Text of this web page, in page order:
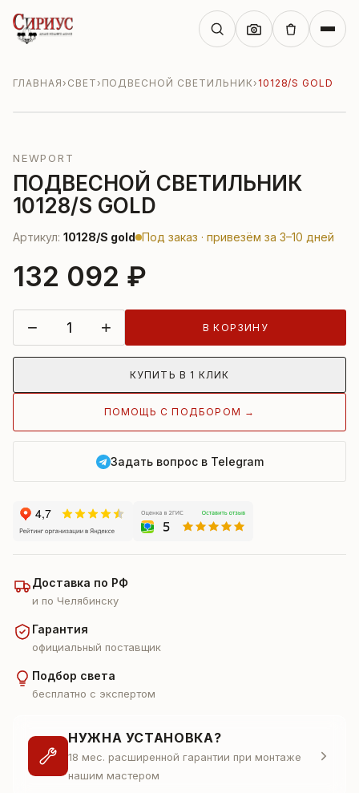
ГЛАВНАЯ› СВЕТ› ПОДВЕСНОЙ СВЕТИЛЬНИК› 10128/S GOLD
NEWPORT
ПОДВЕСНОЙ СВЕТИЛЬНИК
10128/S GOLD
Артикул: 10128/S gold Под заказ · привезём за 3–10 дней
132 092 ₽
− + В КОРЗИНУ
КУПИТЬ В 1 КЛИК
ПОМОЩЬ С ПОДБОРОМ →
Задать вопрос в Telegram
Доставка по РФ
и по Челябинску
Гарантия
официальный поставщик
Подбор света
бесплатно с экспертом
НУЖНА УСТАНОВКА?
18 мес. расширенной гарантии при монтаже
нашим мастером